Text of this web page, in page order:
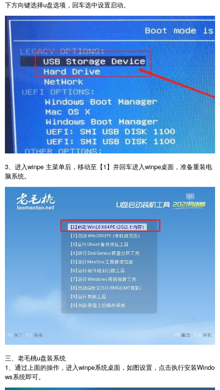
下方向键选择u盘选项，回车选中设置启动。
3、进入winpe 主菜单后，移动至【1】并回车进入winpe桌面，准备重装电
脑系统。
三、老毛桃u盘装系统
1、通过上面的操作，进入winpe系统桌面，如图设置，点击执行安装Windo
ws系统即可。